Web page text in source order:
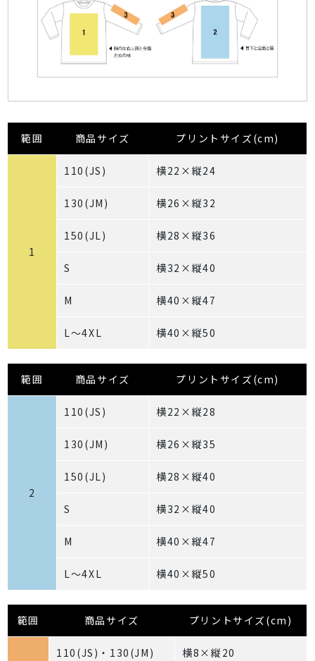
範囲 商品サイズ プリントサイズ(cm)
1
110(JS) 横22×縦24
130(JM) 横26×縦32
150(JL) 横28×縦36
S 横32×縦40
M 横40×縦47
L～4XL 横40×縦50
範囲 商品サイズ プリントサイズ(cm)
2
110(JS) 横22×縦28
130(JM) 横26×縦35
150(JL) 横28×縦40
S 横32×縦40
M 横40×縦47
L～4XL 横40×縦50
範囲 商品サイズ プリントサイズ(cm)
110(JS)・130(JM) 横8×縦20